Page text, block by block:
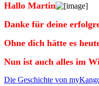
Hallo Martin
Danke für deine
Ohne dich hätte es
Nun ist auch alles im
Die Geschichte von